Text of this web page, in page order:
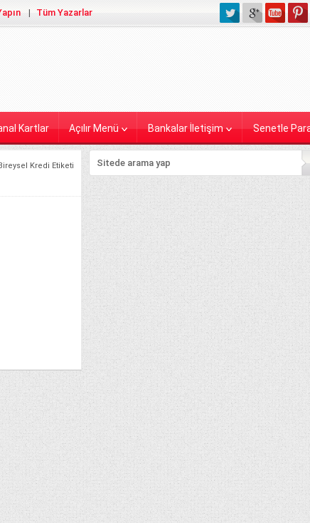
Tüm Yazarlar
Kartlar Açılır Menü Bankalar İletişim Senetle
Kredi Etiketi